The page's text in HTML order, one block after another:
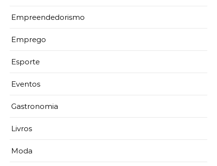
Empreendedorismo
Emprego
Esporte
Eventos
Gastronomia
Livros
Moda